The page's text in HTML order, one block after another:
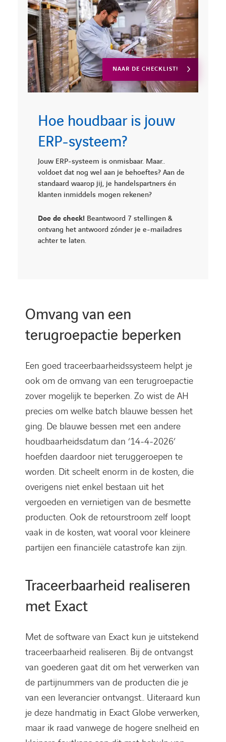
Hoe houdbaar is jouw
ERP-systeem?
Jouw ERP-systeem is onmisbaar. Maar..
voldoet dat nog wel aan je behoeftes? Aan de
standaard waarop jij, je handelspartners én
klanten inmiddels mogen rekenen?
Doe de check! Beantwoord 7 stellingen &
ontvang het antwoord zónder je e-mailadres
achter te laten.
NAAR DE CHECKLIST!
Omvang van een
terugroepactie beperken
Een goed traceerbaarheidssysteem helpt je
ook om de omvang van een terugroepactie
zover mogelijk te beperken. Zo wist de AH
precies om welke batch blauwe bessen het
ging. De blauwe bessen met een andere
houdbaarheidsdatum dan ‘14-4-2026’
hoefden daardoor niet teruggeroepen te
worden. Dit scheelt enorm in de kosten, die
overigens niet enkel bestaan uit het
vergoeden en vernietigen van de besmette
producten. Ook de retourstroom zelf loopt
vaak in de kosten, wat vooral voor kleinere
partijen een financiële catastrofe kan zijn.
Traceerbaarheid realiseren
met Exact
Met de software van Exact kun je uitstekend
traceerbaarheid realiseren. Bij de ontvangst
van goederen gaat dit om het verwerken van
de partijnummers van de producten die je
van een leverancier ontvangst.. Uiteraard kun
je deze handmatig in Exact Globe verwerken,
maar ik raad vanwege de hogere snelheid en